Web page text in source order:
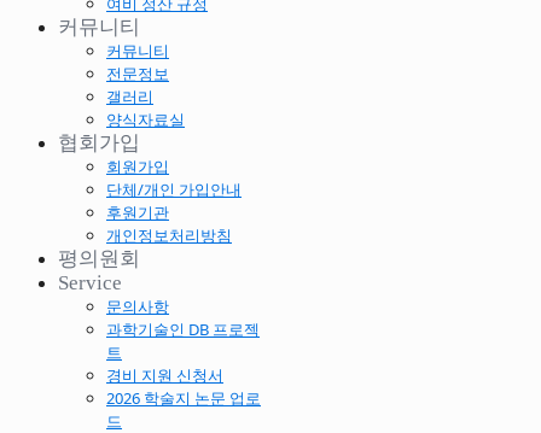
커뮤니티
커뮤니티
전문정보
갤러리
양식자료실
협회가입
회원가입
단체/개인 가입안내
후원기관
개인정보처리방침
평의원회
Service
문의사항
과학기술인 DB 프로젝
트
경비 지원 신청서
2026 학술지 논문 업로
드